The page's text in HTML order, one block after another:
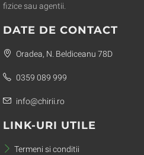
fizice sau agentii.
DATE DE CONTACT
Oradea, N. Beldiceanu 78D
0359 089 999
info@chirii.ro
LINK-URI UTILE
Termeni si conditii